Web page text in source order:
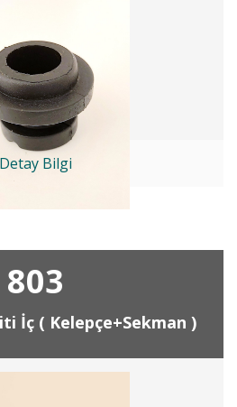
Detay Bilgi
803
İç ( Kelepçe+Sekman )